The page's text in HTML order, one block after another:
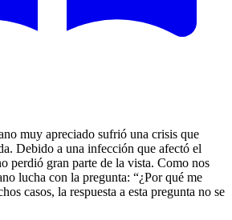
muy apreciado sufrió una crisis que
Debido a una infección que afectó el
perdió gran parte de la vista. Como nos
lucha con la pregunta: “¿Por qué me
casos, la respuesta a esta pregunta no se